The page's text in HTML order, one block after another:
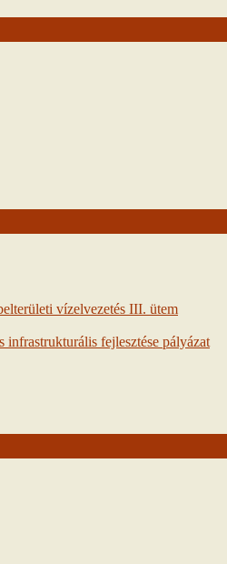
vízelvezetés III. ütem
fejlesztése pályázat